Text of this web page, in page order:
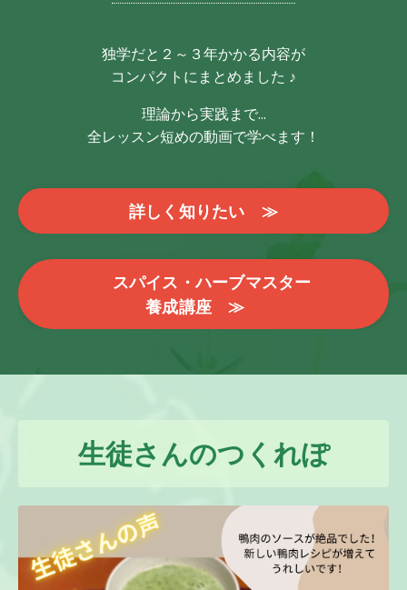
独学だと２～３年かかる内容が
コンパクトにまとめました ♪
理論から実践まで...
全レッスン短めの動画で学べます！
詳しく知りたい ≫
スパイス・ハーブマスター
養成講座 ≫
生徒さんのつくれぽ